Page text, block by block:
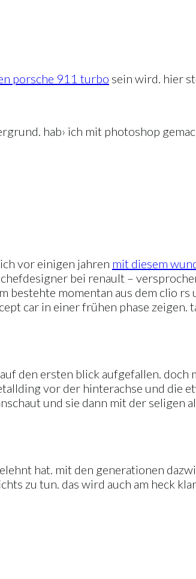
porsche 911 turbo sein wird. hier
hab› ich mit photoshop
vor einigen jahren mit diesem
bei renault –
momentan aus dem clio
car in einer frühen phase zeigen.
den ersten blick aufgefallen.
vor der hinterachse und die
und sie dann mit der seligen
hat. mit den generationen
zu tun. das wird auch am heck